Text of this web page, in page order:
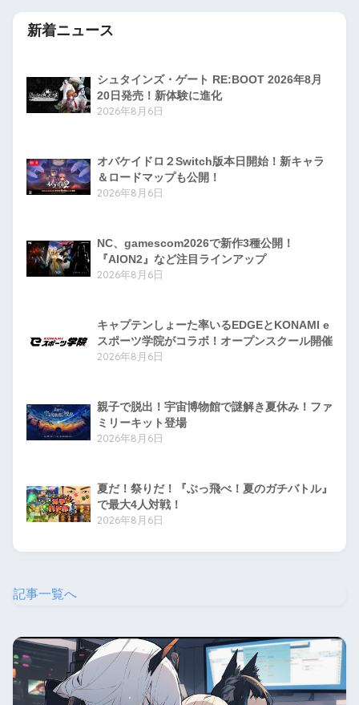
新着ニュース
シュタインズ・ゲート RE:BOOT 2026年8月
20日発売！新体験に進化
2026年8月6日
オバケイドロ２Switch版本日開始！新キャラ
＆ロードマップも公開！
2026年8月6日
NC、gamescom2026で新作3種公開！
『AION2』など注目ラインアップ
2026年8月6日
キャプテンしょーた率いるEDGEとKONAMI e
スポーツ学院がコラボ！オープンスクール開催
2026年8月6日
親子で脱出！宇宙博物館で謎解き夏休み！ファ
ミリーキット登場
2026年8月6日
夏だ！祭りだ！『ぶっ飛べ！夏のガチバトル』
で最大4人対戦！
2026年8月6日
記事一覧へ